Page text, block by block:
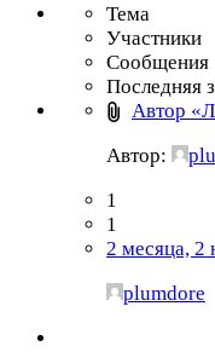
Тема
Участники
Сообщения
Последняя
Автор
Автор:
1
1
2 месяца, 2
plumdore